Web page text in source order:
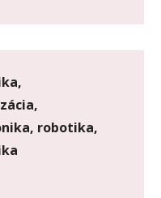
robotika,